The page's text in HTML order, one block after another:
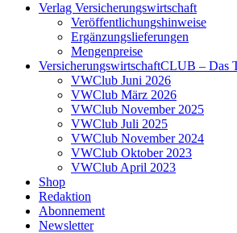
Verlag Versicherungswirtschaft
Veröffentlichungshinweise
Ergänzungslieferungen
Mengenpreise
VersicherungswirtschaftCLUB – Das
VWClub Juni 2026
VWClub März 2026
VWClub November 2025
VWClub Juli 2025
VWClub November 2024
VWClub Oktober 2023
VWClub April 2023
Shop
Redaktion
Abonnement
Newsletter